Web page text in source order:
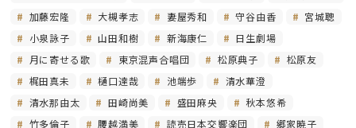
加藤宏隆
大槻孝志 妻屋秀和 守谷由香
宮城聰
小泉詠子
山田和樹 新海康仁
日生劇場
月に寄せる歌
東京混声合唱団 松原典子
松原友
梶田真未
樋口達哉 池端歩
清水華澄
清水那由太
田崎尚美 盛田麻央
秋本悠希
竹多倫子
腰越満美 読売日本交響楽団
郷家暁子